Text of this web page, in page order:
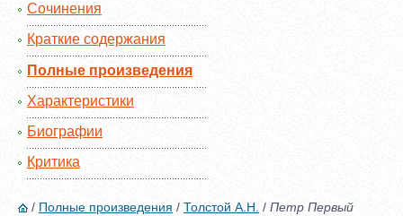
Сочинения
Краткие содержания
Полные произведения
Характеристики
Биографии
Критика
/ Полные произведения / Толстой А.Н. / Петр Первый